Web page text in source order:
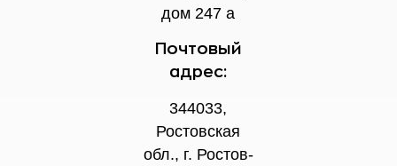
дом 247 а
Почтовый
адрес:
344033,
Ростовская
обл., г. Ростов-